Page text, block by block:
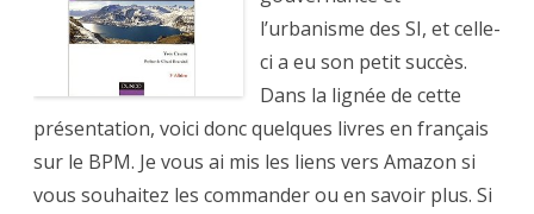
l’urbanisme des SI, et celle-
ci a eu son petit succès.
Dans la lignée de cette
présentation, voici donc quelques livres en français
sur le BPM. Je vous ai mis les liens vers Amazon si
vous souhaitez les commander ou en savoir plus. Si